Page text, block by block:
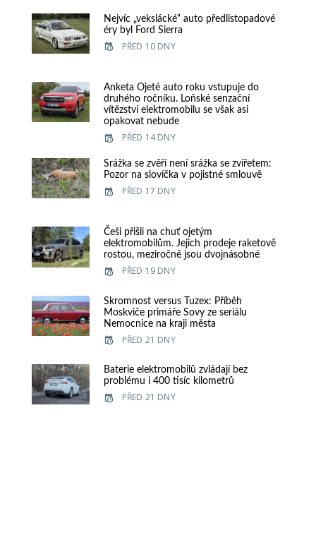
Nejvíc „vekslácké“ auto předlistopadové
éry byl Ford Sierra
PŘED 10 DNY
Anketa Ojeté auto roku vstupuje do
druhého ročníku. Loňské senzační
vítězství elektromobilu se však asi
opakovat nebude
PŘED 14 DNY
Srážka se zvěří není srážka se zvířetem:
Pozor na slovíčka v pojistné smlouvě
PŘED 17 DNY
Češi přišli na chuť ojetým
elektromobilům. Jejich prodeje raketově
rostou, meziročně jsou dvojnásobné
PŘED 19 DNY
Skromnost versus Tuzex: Příběh
Moskviče primáře Sovy ze seriálu
Nemocnice na kraji města
PŘED 21 DNY
Baterie elektromobilů zvládají bez
problému i 400 tisíc kilometrů
PŘED 21 DNY